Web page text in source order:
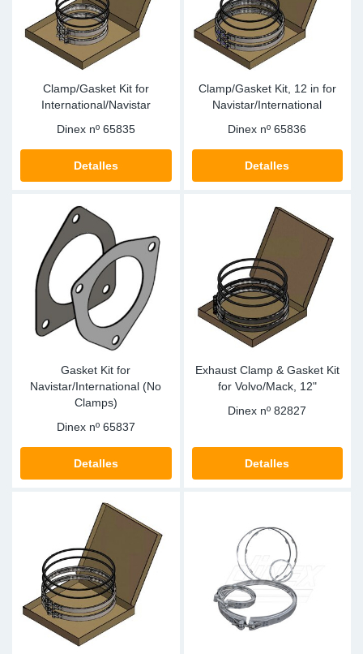
Clamp/Gasket Kit for
International/Navistar
Dinex nº 65835
Detalles
Clamp/Gasket Kit, 12 in for
Navistar/International
Dinex nº 65836
Detalles
Gasket Kit for
Navistar/International (No
Clamps)
Dinex nº 65837
Detalles
Exhaust Clamp & Gasket Kit
for Volvo/Mack, 12"
Dinex nº 82827
Detalles